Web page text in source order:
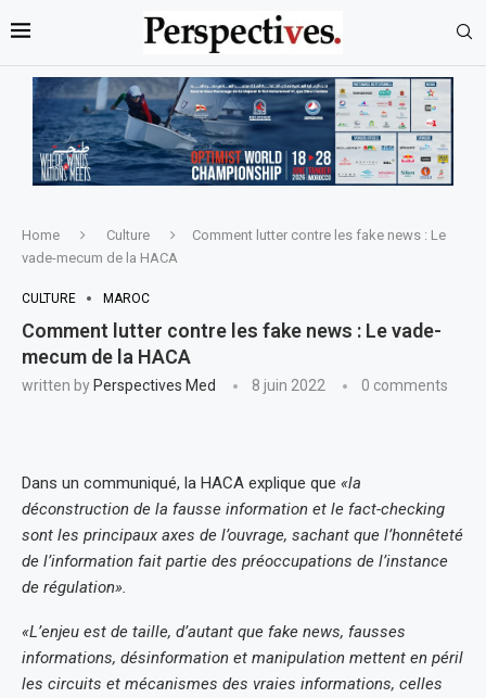
Home Culture
Comment lutter contre les fake news : Le
vade-mecum de la HACA
CULTURE MAROC
Comment lutter contre les fake news : Le vade-
mecum de la HACA
written by Perspectives Med 8 juin 2022 0 comments
Dans un communiqué, la HACA explique que «la
déconstruction de la fausse information et le fact-checking
sont les principaux axes de l’ouvrage, sachant que l’honnêteté
de l’information fait partie des préoccupations de l’instance
de régulation».
«L’enjeu est de taille, d’autant que fake news, fausses
informations, désinformation et manipulation mettent en péril
les circuits et mécanismes des vraies informations, celles